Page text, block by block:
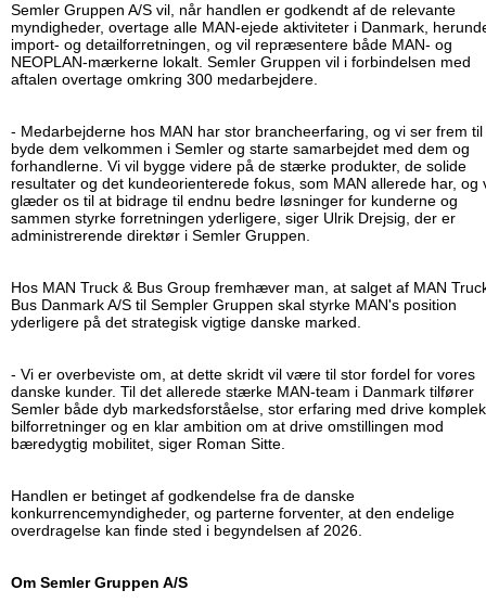
Semler Gruppen A/S vil, når handlen er godkendt af de relevante
myndigheder, overtage alle MAN-ejede aktiviteter i Danmark,
import- og detailforretningen, og vil repræsentere både MAN- og
NEOPLAN-mærkerne lokalt. Semler Gruppen vil i forbindelsen med
aftalen overtage omkring 300 medarbejdere.
- Medarbejderne hos MAN har stor brancheerfaring, og vi ser frem til
byde dem velkommen i Semler og starte samarbejdet med dem og
forhandlerne. Vi vil bygge videre på de stærke produkter, de solide
resultater og det kundeorienterede fokus, som MAN allerede har, og
glæder os til at bidrage til endnu bedre løsninger for kunderne og
sammen styrke forretningen yderligere, siger Ulrik Drejsig, der er
administrerende direktør i Semler Gruppen.
Hos MAN Truck & Bus Group fremhæver man, at salget af MAN
Bus Danmark A/S til Sempler Gruppen skal styrke MAN's position
yderligere på det strategisk vigtige danske marked.
- Vi er overbeviste om, at dette skridt vil være til stor fordel for vores
danske kunder. Til det allerede stærke MAN-team i Danmark tilfører
Semler både dyb markedsforståelse, stor erfaring med drive
bilforretninger og en klar ambition om at drive omstillingen mod
bæredygtig mobilitet, siger Roman Sitte.
Handlen er betinget af godkendelse fra de danske
konkurrencemyndigheder, og parterne forventer, at den endelige
overdragelse kan finde sted i begyndelsen af 2026.
Om Semler Gruppen A/S